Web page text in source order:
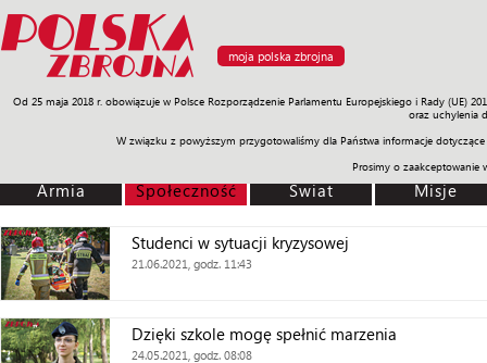
moja polska zbrojna
Od 25 maja 2018 r. obowiązuje w Polsce Rozporządzenie Parlamentu Europejskiego i Rady
oraz uchylenia
W związku z powyższym przygotowaliśmy dla Państwa informacje
Prosimy o
Armia Poligon Sprzęt Misje Polityka Prawo Świat
Armia Społeczność Świat Misje
Studenci w sytuacji kryzysowej
21.06.2021, godz. 11:43
Dzięki szkole mogę spełnić marzenia
24.05.2021, godz. 08:08